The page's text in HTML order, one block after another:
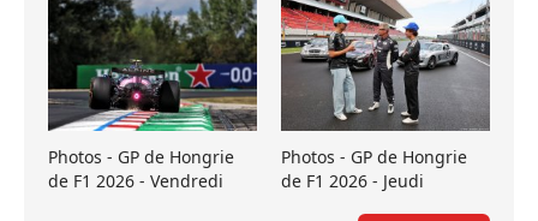
Photos - GP de Hongrie
de F1 2026 - Vendredi
Photos - GP de Hongrie
de F1 2026 - Jeudi